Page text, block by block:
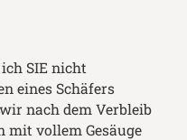
SIE nicht
eines Schäfers
nach dem Verbleib
mit vollem Gesäuge